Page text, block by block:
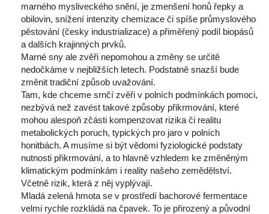
marného mysliveckého snění, je zmenšení honů řepky a
obilovin, snížení intenzity chemizace či spíše průmyslového
pěstování (česky industrializace) a přiměřený podíl biopásů
a dalších krajinných prvků.
Marné sny ale zvěři nepomohou a změny se určitě
nedočkáme v nejbližších letech. Podstatně snazší bude
změnit tradiční způsob uvažování.
Tam, kde chceme srnčí zvěři v polních podmínkách pomoci,
nezbývá než zavést takové způsoby přikrmování, které
mohou alespoň zčásti kompenzovat rizika či realitu
metabolických poruch, typických pro jaro v polních
honitbách. A musíme si být vědomi fyziologické podstaty
nutnosti přikrmování, a to hlavně vzhledem ke změněným
klimatickým podmínkám i reality našeho zemědělství.
Včetně rizik, která z něj vyplývají.
Mladá zelená hmota se v prostředí bachorové fermentace
velmi rychle rozkládá na čpavek. To je přirozený a původní